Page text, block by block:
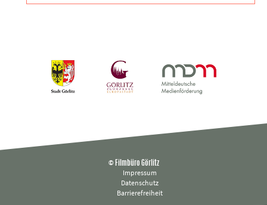
© Filmbüro Görlitz
Impressum
Datenschutz
Barrierefreiheit